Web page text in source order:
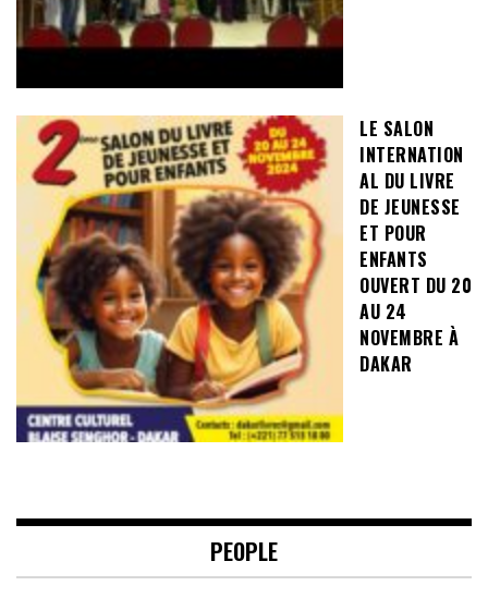
LE SALON
INTERNATION
AL DU LIVRE
DE JEUNESSE
ET POUR
ENFANTS
OUVERT DU 20
AU 24
NOVEMBRE À
DAKAR
PEOPLE